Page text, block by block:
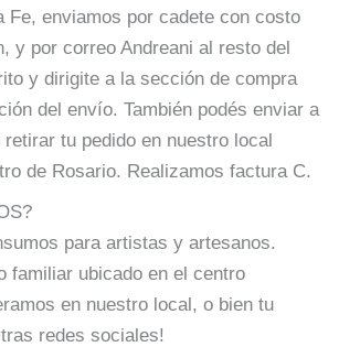
Fe, enviamos por cadete con costo
y por correo Andreani al resto del
y dirigite a la sección de compra
del envío. También podés enviar a
tu pedido en nuestro local
de Rosario. Realizamos factura C.
para artistas y artesanos.
familiar ubicado en el centro
en nuestro local, o bien tu
redes sociales!